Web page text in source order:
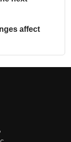
affect